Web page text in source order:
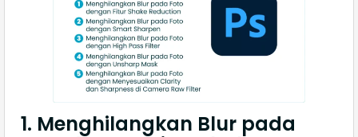
1. Menghilangkan Blur pada